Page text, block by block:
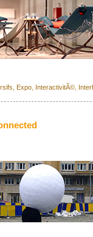
Expo InteractivitÃ©